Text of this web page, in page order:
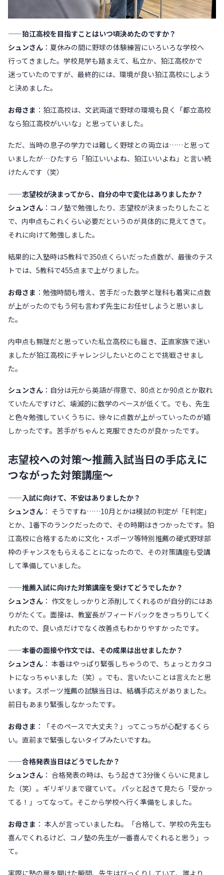
——狛江高校を目指すことはいつ頃決めたのですか？
シュンさん ：夏休みの間に野球の体験練習にいろいろな学校へ
行ってきました。学校見学も踏まえて、私立か、狛江高校かで
迷っていたのですが、最終的には、環境が良い狛江高校にしよう
と決めました。
お母さま ：狛江高校は、文武両道で野球の環境も良く「都立高校
なら狛江高校がいいな」と思っていました。
ただ、当時の息子の学力では難しく野球との両立は……と思って
いましたが…ひたすら「狛江いいよね、狛江いいよね」と言い続
けたんです（笑）
——志望校が決まってから、自分の中で変化はありましたか？
シュンさん ：コノ塾で勉強したり、志望校が決まったりしたこと
で、内申点もこれくらい必要だというのが具体的に見えてきて。
それに向けて勉強しました。
結果的に入塾時は5教科で350点くらいだった点数が、最後のテス
トでは、5教科で455点まで上がりました。
お母さま ：勉強時間も増え、苦手だった数学と理科も着実に点数
が上がったのでもう何も言わず先生にお任せしようと思いまし
た。
内申点も無理だと思っていた私立高校にも届き、正直家族で迷い
ましたが狛江高校にチャレンジしたいとのことで挑戦させまし
た。
シュンさん ：自分は元から英語が得意で、80点とか90点とか取れ
ていたんですけど、壊滅的に数学のベースが低くて。でも、先生
と色々勉強していくうちに、徐々に点数が上がっていったのが嬉
しかったです。苦手がちゃんと克服できたのが良かったです。
志望校への対策〜推薦入試当日の手応えに
つながった対策講座〜
——入試に向けて、不安はありましたか？
シュンさん ： そうですね……10月とかは模試の判定が「E判定」
とか、1番下のランクだったので、その時期はきつかったです。狛
江高校に合格するために文化・スポーツ等特別推薦の硬式野球部
枠のチャンスをもらえることになったので、その対策講座も受講
して準備していました。
——推薦入試に向けた対策講座を受けてどうでしたか？
シュンさん ： 作文をしっかりと添削してくれるのが自分的にはあ
りがたくて。面接は、教室長がフィードバックをきっちりしてく
れたので、良い点だけでなく改善点もわかりやすかったです。
——本番の面接や作文では、その成果は出せましたか？
シュンさん ： 本番はやっぱり緊張しちゃうので、ちょっとカタコ
トになっちゃいました（笑）。でも、言いたいことは言えたと思
います。スポーツ推薦の試験当日は、結構手応えがありました。
前日もあまり緊張しなかったです。
お母さま ：「そのペースで大丈夫？」ってこっちが心配するくら
い。直前まで緊張しないタイプみたいですね。
——合格発表当日はどうでしたか？
シュンさん ： 合格発表の時は、もう起きて3分後くらいに見まし
た（笑）。ギリギリまで寝ていて。 パッと起きて見たら「受かっ
てる！」ってなって。そこから学校へ行く準備をしました。
お母さま ： 本人が言っていましたね。「合格して、学校の先生も
喜んでくれるけど、コノ塾の先生が一番喜んでくれると思う」っ
て。
実際に塾の扉を開けた瞬間、先生はびっくりしていて、誰より